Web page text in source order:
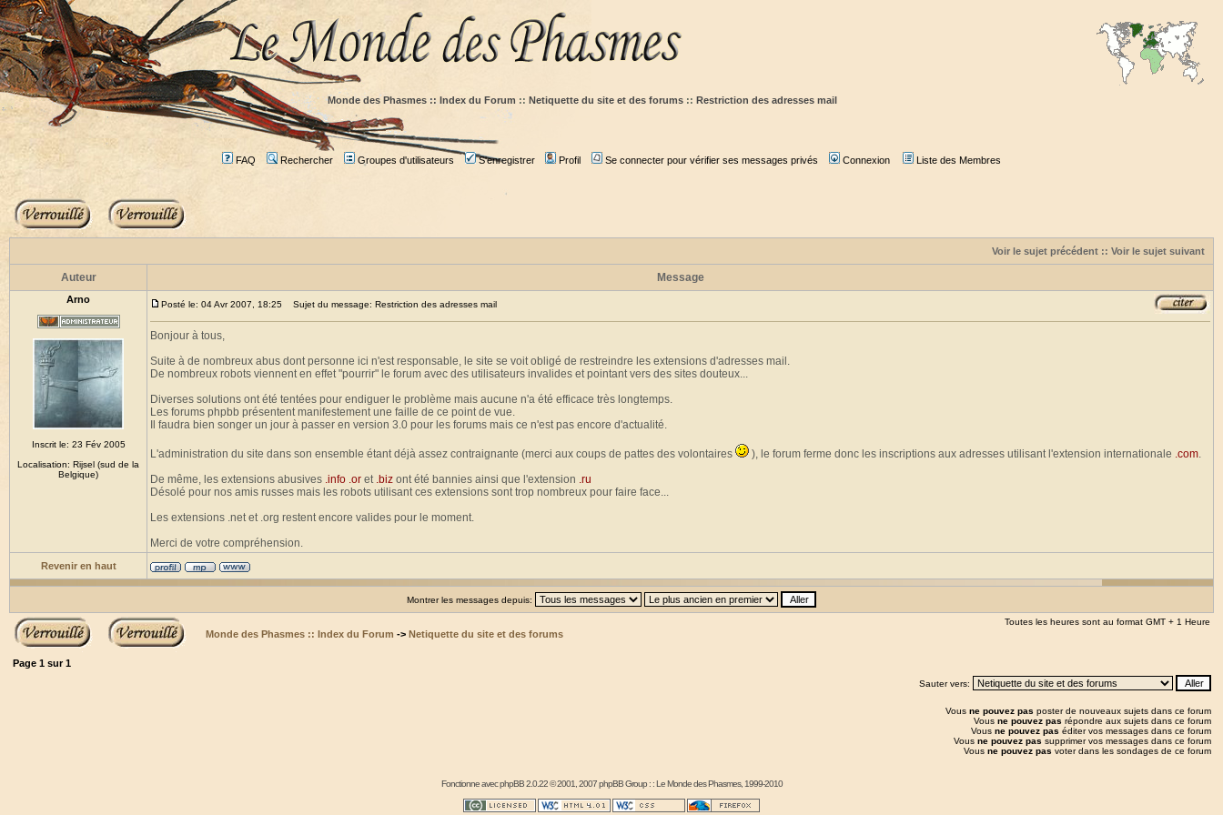
Monde des Phasmes :: Index du Forum :: Netiquette du site et des forums :: Restriction des adresses mail
FAQ Rechercher Groupes d'utilisateurs S'enregistrer Profil Se connecter pour vérifier ses messages privés Connexion Liste des Membres
Voir le sujet précédent :: Voir le sujet suivant
Auteur Message
Arno
Inscrit le: 23 Fév 2005
Localisation: Rijsel (sud de la
Belgique)
Posté le: 04 Avr 2007, 18:25 Sujet du message: Restriction des adresses mail
Bonjour à tous,
Suite à de nombreux abus dont personne ici n'est responsable, le site se voit obligé de restreindre les extensions d'adresses mail.
De nombreux robots viennent en effet "pourrir" le forum avec des utilisateurs invalides et pointant vers des sites douteux...
Diverses solutions ont été tentées pour endiguer le problème mais aucune n'a été efficace très longtemps.
Les forums phpbb présentent manifestement une faille de ce point de vue.
Il faudra bien songer un jour à passer en version 3.0 pour les forums mais ce n'est pas encore d'actualité.
L'administration du site dans son ensemble étant déjà assez contraignante (merci aux coups de pattes des volontaires ), le forum ferme donc les inscriptions aux adresses utilisant l'extension internationale .com.
De même, les extensions abusives .info .or et .biz ont été bannies ainsi que l'extension .ru
Désolé pour nos amis russes mais les robots utilisant ces extensions sont trop nombreux pour faire face...
Les extensions .net et .org restent encore valides pour le moment.
Merci de votre compréhension.
Revenir en haut
Montrer les messages depuis:
Monde des Phasmes :: Index du Forum -> Netiquette du site et des forums
Toutes les heures sont au format GMT + 1 Heure
Page 1 sur1
Sauter vers:
Vous ne pouvez pas poster de nouveaux sujets dans ce forum
Vous ne pouvez pas répondre aux sujets dans ce forum
Vous ne pouvez pas éditer vos messages dans ce forum
Vous ne pouvez pas supprimer vos messages dans ce forum
Vous ne pouvez pas voter dans les sondages de ce forum
Fonctionne avecphpBB2.0.22 © 2001, 2007 phpBB Group : :Le Monde des Phasmes, 1999-2010